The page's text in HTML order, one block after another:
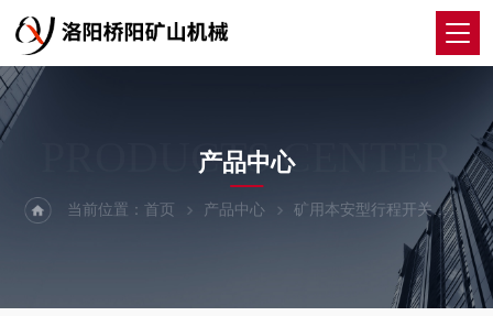
PRODUCTS CENTER
产品中心
当前位置：首页 产品中心 矿用本安型行程开关